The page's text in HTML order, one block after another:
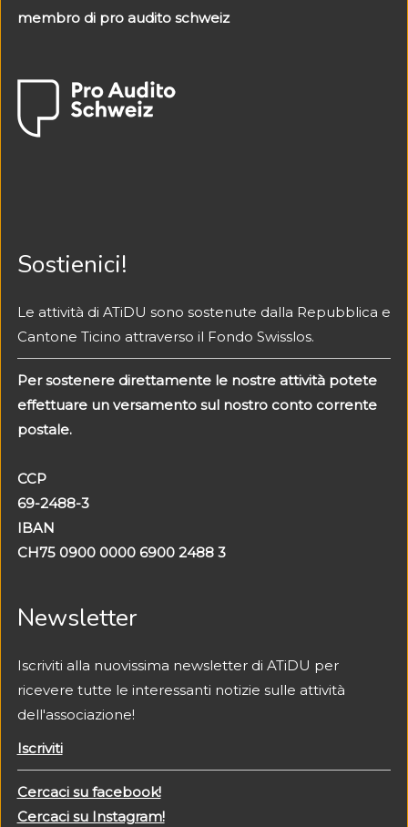
membro di pro audito schweiz
Sostienici!
Le attività di ATiDU sono sostenute dalla Repubblica e
Cantone Ticino attraverso il Fondo Swisslos.
Per sostenere direttamente le nostre attività potete
effettuare un versamento sul nostro conto corrente
postale.
CCP
69-2488-3
IBAN
CH75 0900 0000 6900 2488 3
Newsletter
Iscriviti alla nuovissima newsletter di ATiDU per
ricevere tutte le interessanti notizie sulle attività
dell'associazione!
Iscriviti
Cercaci su facebook!
Cercaci su Instagram!